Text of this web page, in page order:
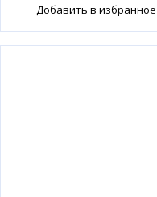
Добавить в избранное